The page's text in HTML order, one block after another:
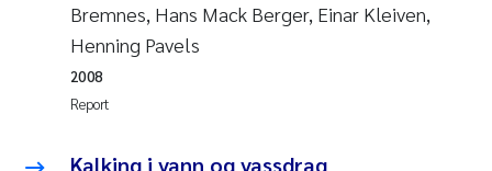
2016
2015
Sara Calabrese
Ole-Kristian Hess-Erga
Bremnes, Hans Mack Berger, Einar Kleiven,
Henning Pavels
Report
2008
Kalking i vann og vassdrag